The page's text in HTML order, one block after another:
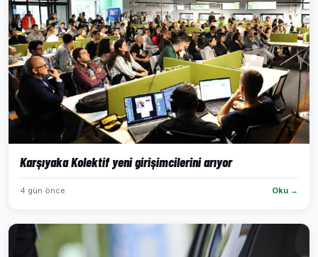
Karşıyaka Kolektif yeni girişimcilerini arıyor
4 gün önce Oku →